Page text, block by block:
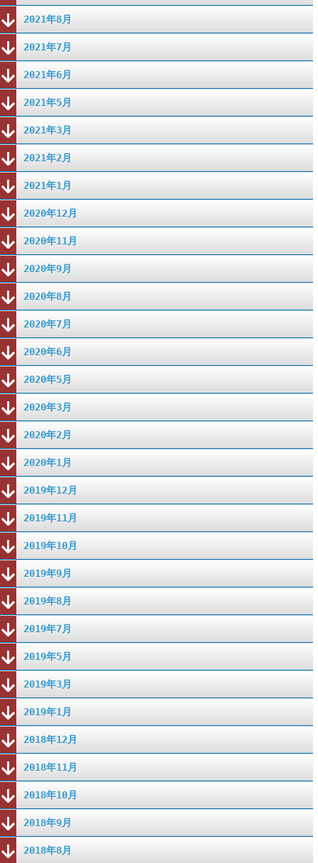
2021年8月
2021年7月
2021年6月
2021年5月
2021年3月
2021年2月
2021年1月
2020年12月
2020年11月
2020年9月
2020年8月
2020年7月
2020年6月
2020年5月
2020年3月
2020年2月
2020年1月
2019年12月
2019年11月
2019年10月
2019年9月
2019年8月
2019年7月
2019年5月
2019年3月
2019年1月
2018年12月
2018年11月
2018年10月
2018年9月
2018年8月